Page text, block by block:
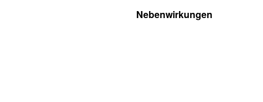
Nebenwirkungen